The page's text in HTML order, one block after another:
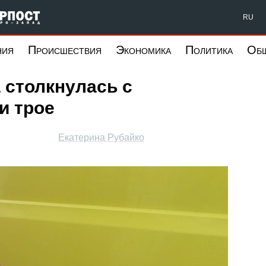
Форпост Северо-Запад RU
Происшествия Экономика Политика
с
трое
Екатерина Рубайко